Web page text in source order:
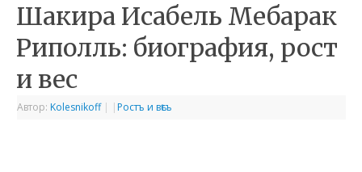
Шакира Исабель Мебарак
Риполль: биография, рост
и вес
Автор: Kolesnikoff | | Ростъ и вѣсъ